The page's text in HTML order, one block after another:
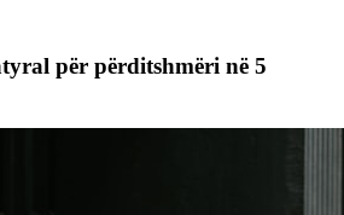
për përditshmëri në 5